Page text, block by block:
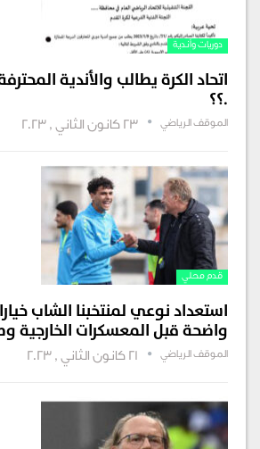
دوريات وأندية
اتحاد الكرة يطالب والأندية
.؟؟
الموقف الرياضي 23 كانون الثاني , 2023
قدم محلي
استعداد نوعي لمنتخبنا الشاب
واضحة قبل المعسكرات الخارجية
الموقف الرياضي 21 كانون الثاني , 2023